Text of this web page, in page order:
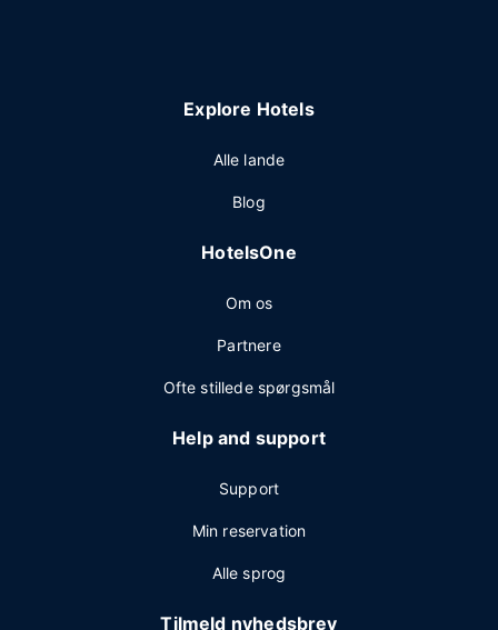
Explore Hotels
Alle lande
Blog
HotelsOne
Om os
Partnere
Ofte stillede spørgsmål
Help and support
Support
Min reservation
Alle sprog
Tilmeld nyhedsbrev